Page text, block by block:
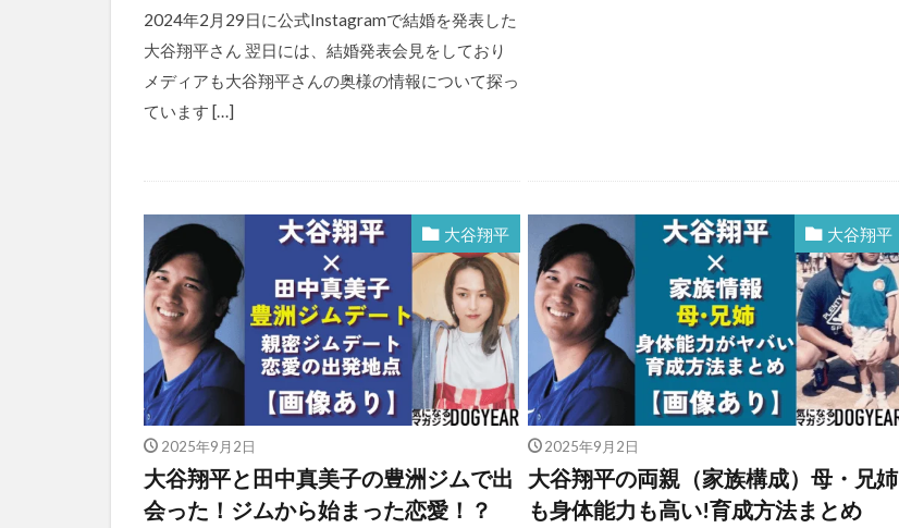
2024年2月29日に公式Instagramで結婚を発表した
大谷翔平さん 翌日には、結婚発表会見をしており
メディアも大谷翔平さんの奥様の情報について探っ
ています […]
大谷翔平
2025年9月2日
大谷翔平と田中真美子の豊洲ジムで出
会った！ジムから始まった恋愛！？
大谷翔平
2025年9月2日
大谷翔平の両親（家族構成）母・兄姉
も身体能力も高い!育成方法まとめ